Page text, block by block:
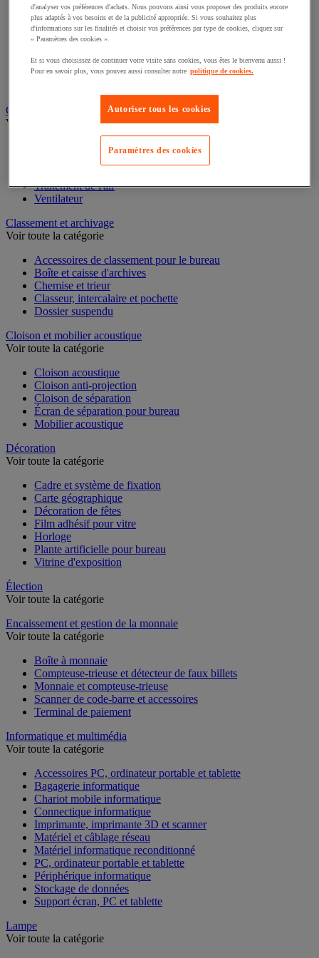
Éclairage scénique et architectural
Éclairage studio et accessoirisation
Équipement audio et Hi-Fi
Sonorisation et enregistrement professionnels
Studio Web radio et vidéo
Télévision, lecteur DVD et Blu-ray
Chauffage, climatisation et traitement de l'air
Voir toute la catégorie
Rafraîchisseur d'air
Traitement de l'air
Classement et archivage
Accessoires de classement pour le bureau
Boîte et caisse d'archives
Chemise et trieur
Classeur, intercalaire et pochette
Cloison et mobilier acoustique
Cloison acoustique
Cloison anti-projection
Cloison de séparation
Écran de séparation pour bureau
Décoration
Cadre et système de fixation
Carte géographique
Décoration de fêtes
Film adhésif pour vitre
Horloge
Plante artificielle pour bureau
Élection
Encaissement et gestion de la monnaie
Boîte à monnaie
Compteuse-trieuse et détecteur de faux billets
Monnaie et compteuse-trieuse
Scanner de code-barre et accessoires
Informatique et multimédia
Accessoires PC, ordinateur portable et tablette
Bagagerie informatique
Chariot mobile informatique
Connectique informatique
Imprimante, imprimante 3D et scanner
Matériel et câblage réseau
Matériel informatique reconditionné
PC, ordinateur portable et tablette
Périphérique informatique
Stockage de données
Lampe
d'analyser vos préférences d'achats. Nous pouvons ainsi vous proposer des produits encore
plus adaptés à vos besoins et de la publicité appropriée. Si vous souhaitez plus
d'informations sur les finalités et choisir vos préférences par type de cookies, cliquez sur
« Paramètres des cookies ».
Et si vous choisissez de continuer votre visite sans cookies, vous êtes le bienvenu aussi !
Pour en savoir plus, vous pouvez aussi consulter notre politique de cookies.
Autoriser tous les cookies
Paramètres des cookies